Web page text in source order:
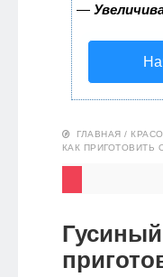
ПИТАНИЕ
НОВОСТИ
БЛОГ
—
ГЛАВНАЯ /
КАК ПРИГОТОВИТЬ